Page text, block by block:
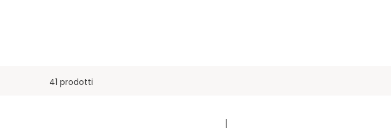
41 prodotti